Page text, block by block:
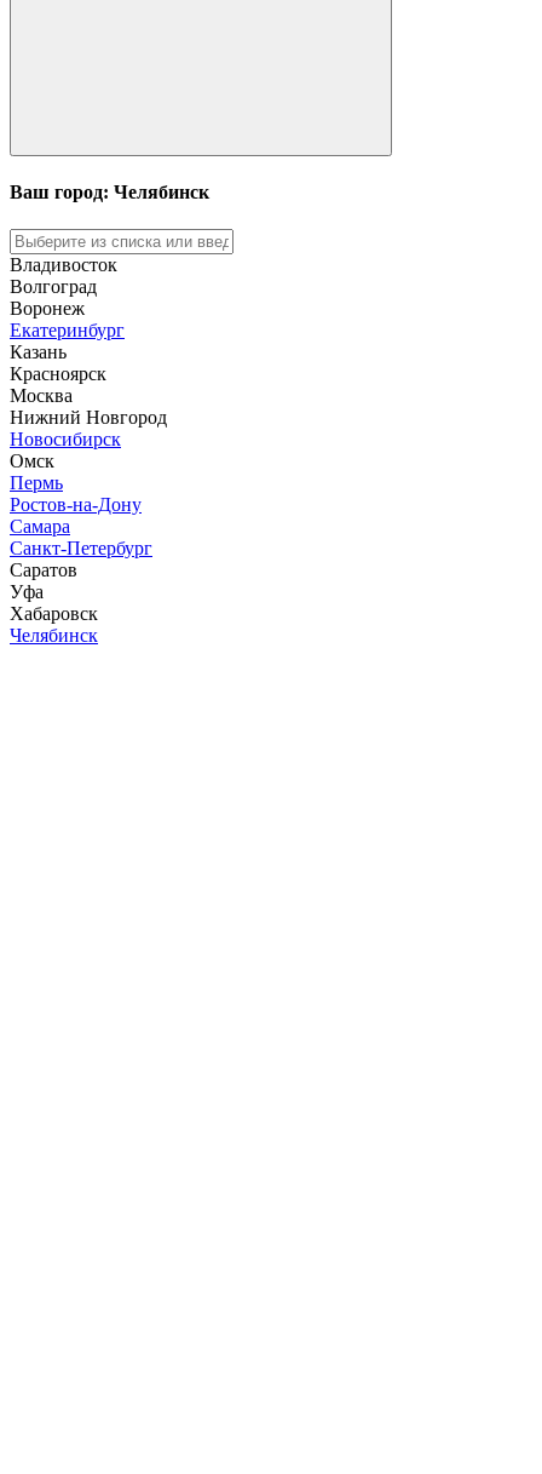
Ваш город: Челябинск
Владивосток
Волгоград
Воронеж
Екатеринбург
Казань
Красноярск
Москва
Нижний Новгород
Новосибирск
Омск
Пермь
Ростов-на-Дону
Самара
Санкт-Петербург
Саратов
Уфа
Хабаровск
Челябинск